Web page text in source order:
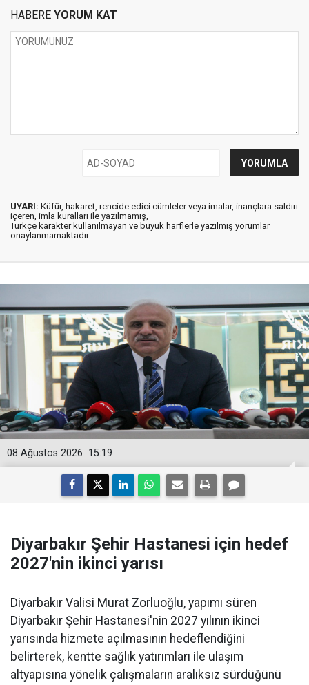
HABERE YORUM KAT
UYARI: Küfür, hakaret, rencide edici cümleler veya imalar, inançlara saldırı
içeren, imla kuralları ile yazılmamış,
Türkçe karakter kullanılmayan ve büyük harflerle yazılmış yorumlar
onaylanmamaktadır.
15:19
08 Ağustos 2026
Diyarbakır Şehir Hastanesi için hedef
2027'nin ikinci yarısı
Diyarbakır Valisi Murat Zorluoğlu, yapımı süren
Diyarbakır Şehir Hastanesi'nin 2027 yılının ikinci
yarısında hizmete açılmasının hedeflendiğini
belirterek, kentte sağlık yatırımları ile ulaşım
altyapısına yönelik çalışmaların aralıksız sürdüğünü